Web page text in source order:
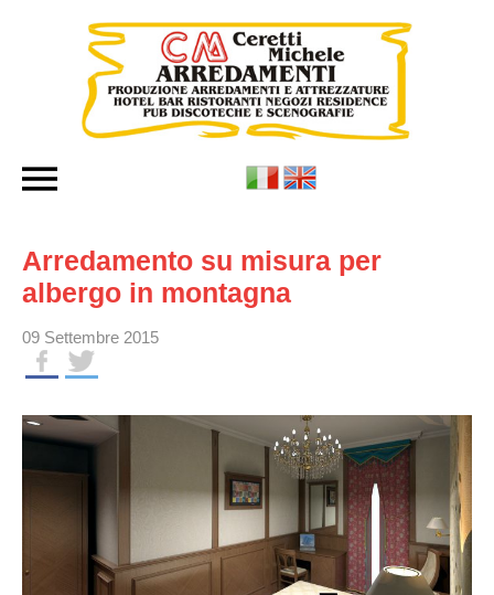
Arredamento su misura per
albergo in montagna
09 Settembre 2015